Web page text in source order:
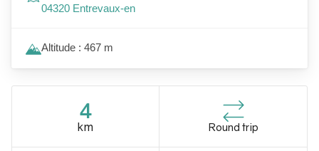
4
km Round trip
04320 Entrevaux-en
Altitude : 467 m